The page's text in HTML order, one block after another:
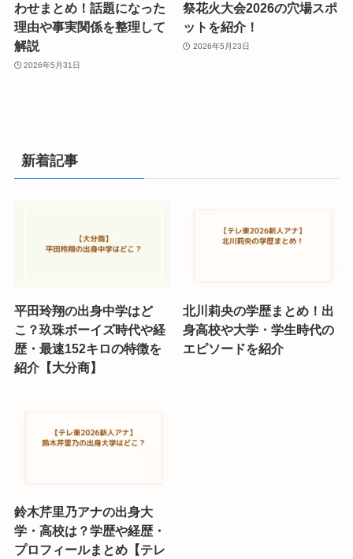
わせまとめ！話題になった
理由や事実関係を整理して
解説
2026年5月31日
祭花火大会2026の穴場スポ
ットを紹介！
2026年5月23日
新着記事
平田玲翔の出身中学はど
こ？玖珠ボーイズ時代や経
歴・最速152キロの特徴を
紹介【大分商】
北川莉央の学歴まとめ！出
身高校や大学・学生時代の
エピソードを紹介
鈴木芹里乃アナの出身大
学・高校は？学歴や経歴・
プロフィールまとめ【テレ